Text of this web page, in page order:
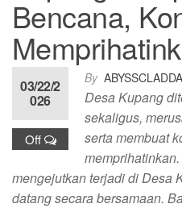
Bencana,
By
03/22/2
026
Off
Desa Kupang
sekaligus,
serta membuat
mengejutkan terjadi di Desa
datang secara bersamaan.